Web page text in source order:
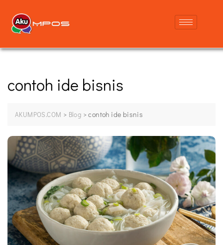
contoh ide bisnis
AKUMPOS.COM > Blog >contoh ide bisnis